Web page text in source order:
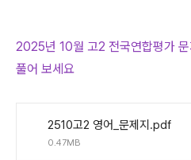
2025년 10월 고2 전국연합평가
풀어 보세요
2510고2 영어_문제지.pdf
0.47MB